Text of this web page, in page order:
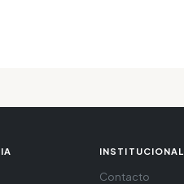
INSTITUCIONAL
Contacto